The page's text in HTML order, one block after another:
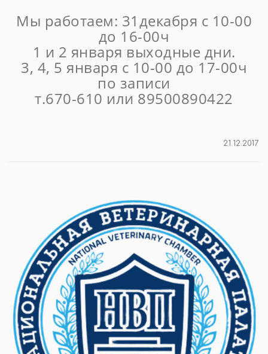
Мы работаем: 31декабря с 10-00
до 16-00ч
1 и 2 января выходные дни.
3, 4, 5 января с 10-00 до 17-00ч
по записи
т.670-610 или 89500890422
21.12.2017